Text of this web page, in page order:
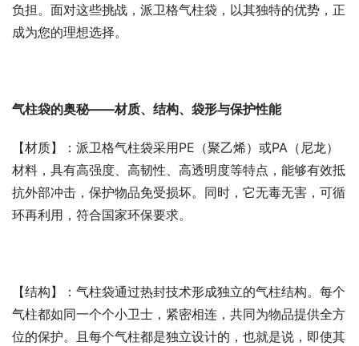
负担。面对这些挑战，派卫格气柱袋，以其独特的优势，正
成为您的理想选择。
气柱袋的奥秘——材质、结构、袋形与保护性能
【材质】：派卫格气柱袋采用PE（聚乙烯）或PA（尼龙）
材料，具有高强度、高韧性、高透明度等特点，能够有效抵
抗外部冲击，保护物品免受损坏。同时，它无毒无害，可循
环再利用，符合国家环保要求。
【结构】：气柱袋通过热封技术形成独立的气柱结构。每个
气柱都如同一个个小卫士，紧密相连，共同为物品提供全方
位的保护。且每个气柱都是独立设计的，也就是说，即使其